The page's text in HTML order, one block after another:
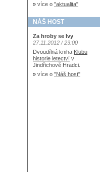
» více o "aktualita"
NÁŠ HOST
Za hroby se lvy
27.11.2012 / 23:00
Dvoudílná kniha Klubu
historie letectví v
Jindřichově Hradci.
» více o "Náš host"